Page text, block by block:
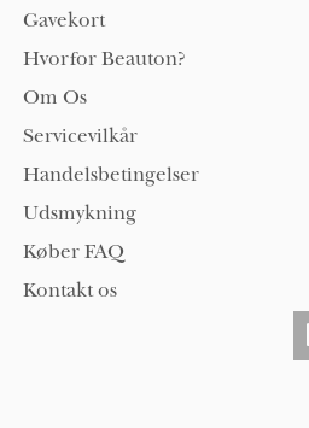
Gavekort
Hvorfor Beauton?
Om Os
Servicevilkår
Handelsbetingelser
Udsmykning
Køber FAQ
Kontakt os